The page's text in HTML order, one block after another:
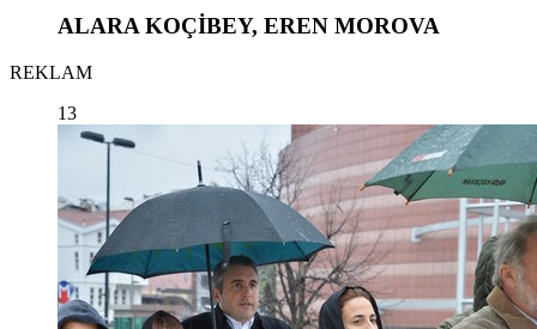
ALARA KOÇİBEY, EREN MOROVA
REKLAM
13